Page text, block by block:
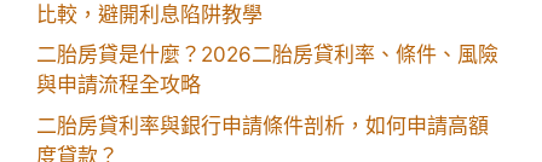
比較，避開利息陷阱教學
二胎房貸是什麼？2026二胎房貸利率、條件、風險
與申請流程全攻略
二胎房貸利率與銀行申請條件剖析，如何申請高額
度貸款？